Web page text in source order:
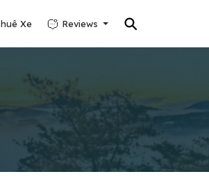
⚲
Xe Reviews